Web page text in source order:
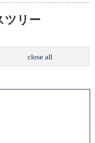
ツリー
close all